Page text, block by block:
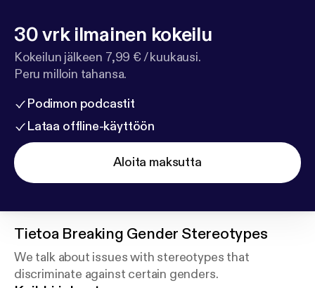
30 vrk ilmainen kokeilu
Kokeilun jälkeen 7,99 € / kuukausi.
Peru milloin tahansa.
Podimon podcastit
Lataa offline-käyttöön
Aloita maksutta
Tietoa Breaking Gender Stereotypes
We talk about issues with stereotypes that
discriminate against certain genders.